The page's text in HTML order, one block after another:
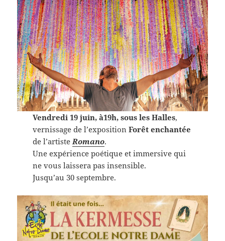
Vendredi 19 juin, à19h, sous les Halles,
vernissage de l’exposition Forêt enchantée
de l’artisteRomano.
Une expérience poétique et immersive qui
ne vous laissera pas insensible.
Jusqu’au 30 septembre.